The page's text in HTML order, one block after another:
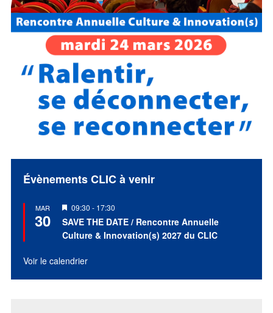
Évènements CLIC à venir
MAR
30
Mis
en
avant
09:30 - 17:30
SAVE THE DATE / Rencontre Annuelle
Culture & Innovation(s) 2027 du CLIC
Voir le calendrier